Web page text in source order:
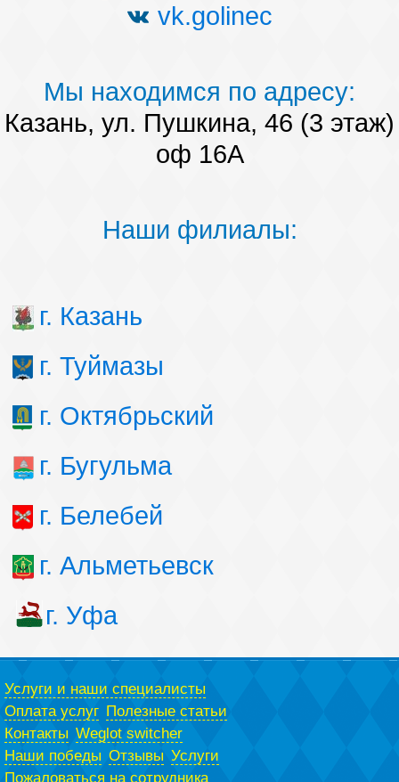
vk.golinec
Мы находимся по адресу:
Казань, ул. Пушкина, 46 (3 этаж)
оф 16А
Наши филиалы:
г. Казань
г. Туймазы
г. Октябрьский
г. Бугульма
г. Белебей
г. Альметьевск
г. Уфа
Услуги и наши специалисты
Оплата услуг Полезные статьи
Контакты Weglot switcher
Наши победы Отзывы Услуги
Пожаловаться на сотрудника